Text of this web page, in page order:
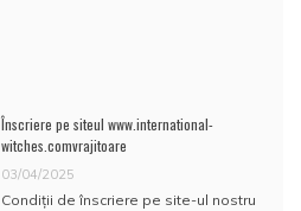
Înscriere pe siteul www.international-
witches.comvrajitoare
03/04/2025
Condiţii de înscriere pe site-ul nostru